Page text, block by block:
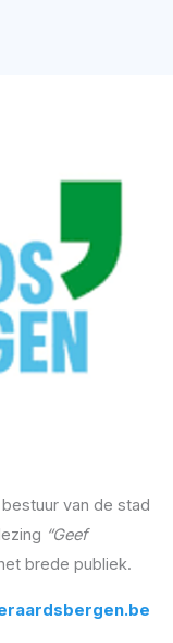
van de stad
“Geef
brede publiek.